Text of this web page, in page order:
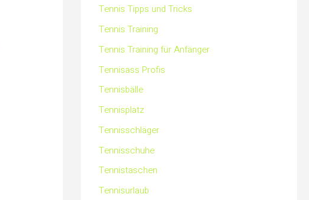
Tennis Tipps und Tricks
Tennis Training
Tennis Training für Anfänger
Tennisass Profis
Tennisbälle
Tennisplatz
Tennisschläger
Tennisschuhe
Tennistaschen
Tennisurlaub